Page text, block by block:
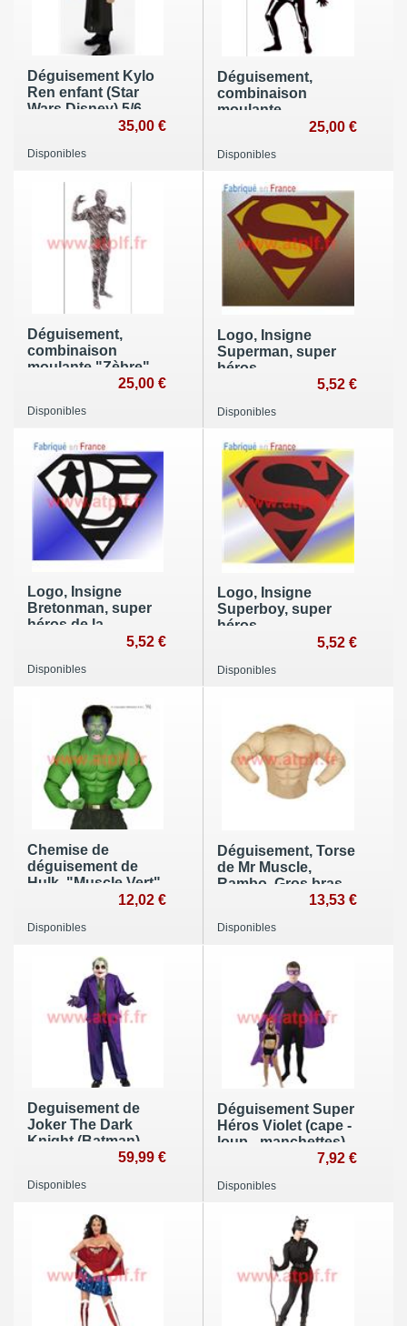
Déguisement Kylo
Ren enfant (Star
Wars Disney) 5/6
35,00 €
Disponibles
Déguisement,
combinaison
moulante
25,00 €
Disponibles
Déguisement,
combinaison
moulante "Zèbre"
25,00 €
Disponibles
Logo, Insigne
Superman, super
héros
5,52 €
Disponibles
Logo, Insigne
Bretonman, super
héros de la
5,52 €
Disponibles
Logo, Insigne
Superboy, super
héros
5,52 €
Disponibles
Chemise de
déguisement de
Hulk, "Muscle Vert"
12,02 €
Disponibles
Déguisement, Torse
de Mr Muscle,
Rambo, Gros bras,
13,53 €
Disponibles
Deguisement de
Joker The Dark
Knight (Batman)
(taille standard59,99 €
Disponibles
Déguisement Super
Héros Violet (cape -
loup - manchettes)
7,92 €
Disponibles